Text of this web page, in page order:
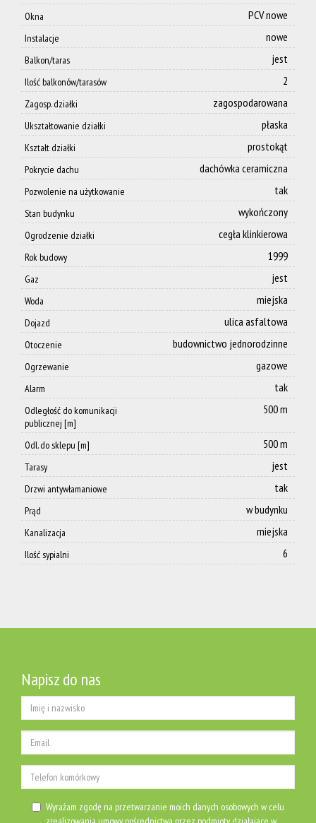
Kontakt
Okna PCV nowe
Instalacje nowe
Balkon/taras jest
Ilość balkonów/tarasów 2
Zagosp. działki zagospodarowana
Ukształtowanie działki płaska
Kształt działki prostokąt
Pokrycie dachu dachówka ceramiczna
Pozwolenie na użytkowanie tak
Stan budynku wykończony
Ogrodzenie działki cegła klinkierowa
Rok budowy 1999
Gaz jest
Woda miejska
Dojazd ulica asfaltowa
Otoczenie budownictwo jednorodzinne
Ogrzewanie gazowe
Alarm tak
Odległość do komunikacji
publicznej [m]
500 m
Odl. do sklepu [m] 500 m
Tarasy jest
Drzwi antywłamaniowe tak
Prąd w budynku
Kanalizacja miejska
Ilość sypialni 6
Napisz do nas
Wyrażam zgodę na przetwarzanie moich danych osobowych w celu